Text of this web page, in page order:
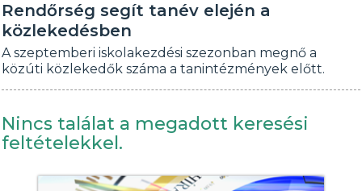
Rendőrség segít tanév elején a
közlekedésben
A szeptemberi iskolakezdési szezonban megnő a
közúti közlekedők száma a tanintézmények előtt.
Nincs találat a megadott keresési
feltételekkel.